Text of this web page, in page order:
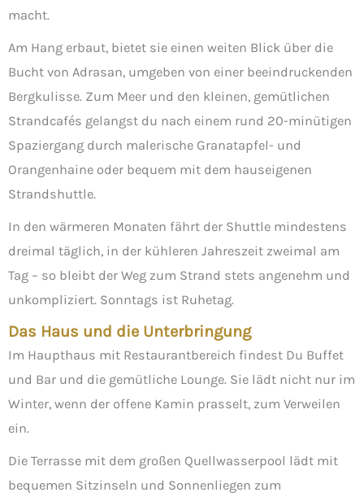
macht.
Am Hang erbaut, bietet sie einen weiten Blick über die
Bucht von Adrasan, umgeben von einer beeindruckenden
Bergkulisse. Zum Meer und den kleinen, gemütlichen
Strandcafés gelangst du nach einem rund 20-minütigen
Spaziergang durch malerische Granatapfel- und
Orangenhaine oder bequem mit dem hauseigenen
Strandshuttle.
In den wärmeren Monaten fährt der Shuttle mindestens
dreimal täglich, in der kühleren Jahreszeit zweimal am
Tag – so bleibt der Weg zum Strand stets angenehm und
unkompliziert. Sonntags ist Ruhetag.
Das Haus und die Unterbringung
Im Haupthaus mit Restaurantbereich findest Du Buffet
und Bar und die gemütliche Lounge. Sie lädt nicht nur im
Winter, wenn der offene Kamin prasselt, zum Verweilen
ein.
Die Terrasse mit dem großen Quellwasserpool lädt mit
bequemen Sitzinseln und Sonnenliegen zum